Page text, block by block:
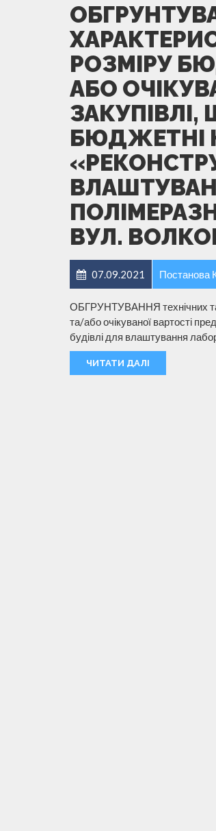
РОЗМІРУ
АБО
БЮДЖЕТНІ
ВУЛ.
07.09.2021
ОБГРУНТУВАННЯ технічних та
та/або очікуваної вартості
будівлі для влаштування
ЧИТАТИ ДАЛІ